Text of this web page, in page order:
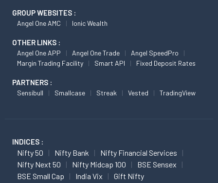
GROUP WEBSITES :
Angel One AMC Ionic Wealth
OTHER LINKS :
Angel One APP Angel One Trade
Angel SpeedPro
Margin Trading Facility
Smart API Fixed Deposit Rates
PARTNERS :
Sensibull Smallcase Streak Vested TradingView
INDICES :
Nifty 50 Nifty Bank
Nifty Financial Services
Nifty Next 50
Nifty Midcap 100
BSE Sensex
BSE Small Cap
India Vix Gift Nifty